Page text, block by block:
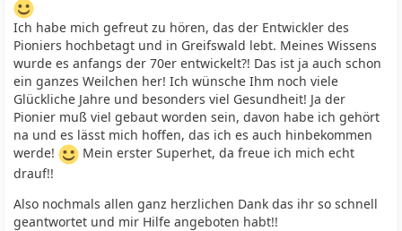
Ich habe mich gefreut zu hören, das der Entwickler des
Pioniers hochbetagt und in Greifswald lebt. Meines Wissens
wurde es anfangs der 70er entwickelt?! Das ist ja auch schon
ein ganzes Weilchen her! Ich wünsche Ihm noch viele
Glückliche Jahre und besonders viel Gesundheit! Ja der
Pionier muß viel gebaut worden sein, davon habe ich gehört
na und es lässt mich hoffen, das ich es auch hinbekommen
werde!
Mein erster Superhet, da freue ich mich echt
drauf!!
Also nochmals allen ganz herzlichen Dank das ihr so schnell
geantwortet und mir Hilfe angeboten habt!!